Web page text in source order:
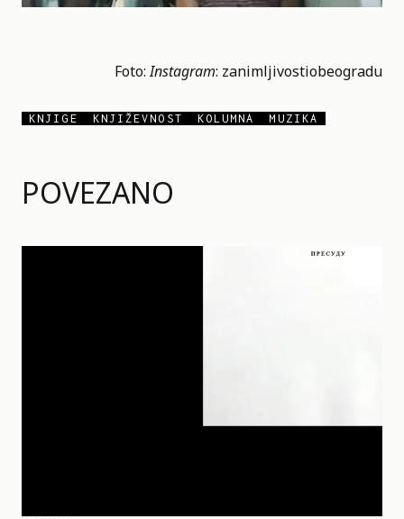
POVEZANO
Foto:Instagram: zanimljivostiobeogradu
KNJIGE KNJIŽEVNOST KOLUMNA MUZIKA